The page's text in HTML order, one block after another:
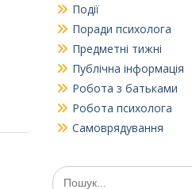
Події
Поради психолога
Предметні тижні
Публічна інформація
Робота з батьками
Робота психолога
Самоврядування
Шукати: